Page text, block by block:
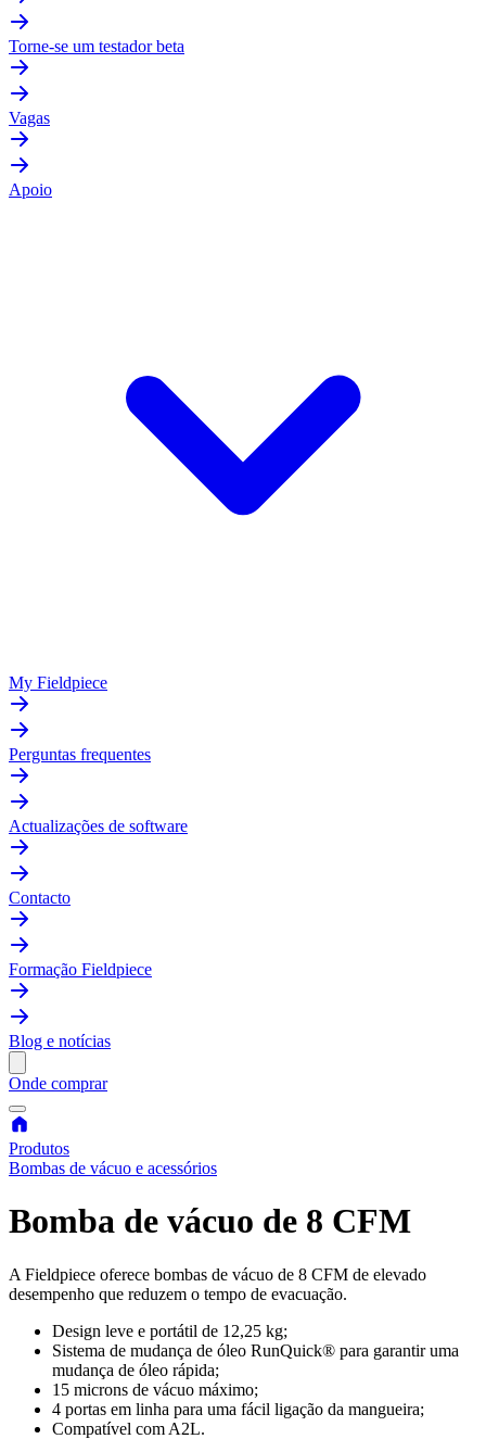
Torne-se um testador beta
Vagas
Apoio
My Fieldpiece
Perguntas frequentes
Actualizações de software
Contacto
Formação Fieldpiece
Blog e notícias
Onde comprar
Produtos
Bombas de vácuo e acessórios
Bomba de vácuo de 8 CFM
A Fieldpiece oferece bombas de vácuo de 8 CFM de elevado
desempenho que reduzem o tempo de evacuação.
Design leve e portátil de 12,25 kg;
Sistema de mudança de óleo RunQuick® para garantir uma
mudança de óleo rápida;
15 microns de vácuo máximo;
4 portas em linha para uma fácil ligação da mangueira;
Compatível com A2L.